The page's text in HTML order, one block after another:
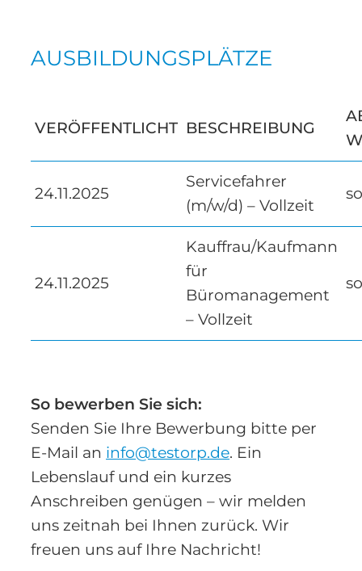
AUSBILDUNGSPLÄTZE
VERÖFFENTLICHT BESCHREIBUNG
24.11.2025
Servicefahrer
(m/w/d) – Vollzeit
24.11.2025
Kauffrau/Kaufmann
für
Büromanagement
– Vollzeit
So bewerben Sie sich:
Senden Sie Ihre Bewerbung bitte per
E-Mail an info@testorp.de. Ein
Lebenslauf und ein kurzes
Anschreiben genügen – wir melden
uns zeitnah bei Ihnen zurück. Wir
freuen uns auf Ihre Nachricht!